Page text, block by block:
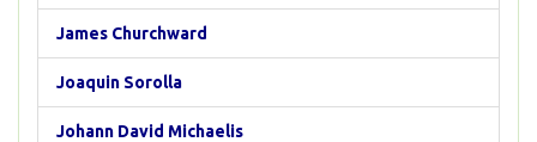
James Churchward
Joaquin Sorolla
Johann David Michaelis